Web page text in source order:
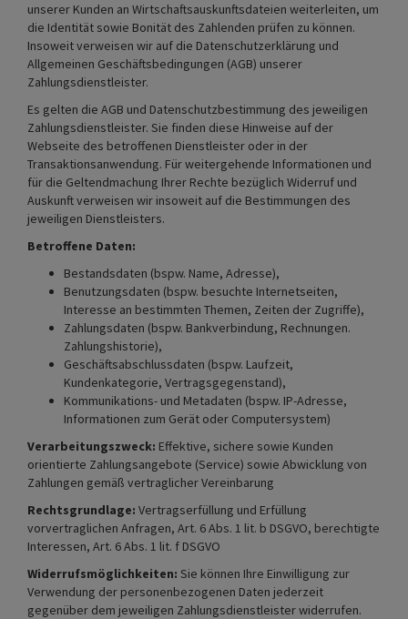
unserer Kunden an Wirtschaftsauskunftsdateien weiterleiten, um
die Identität sowie Bonität des Zahlenden prüfen zu können.
Insoweit verweisen wir auf die Datenschutzerklärung und
Allgemeinen Geschäftsbedingungen (AGB) unserer
Zahlungsdienstleister.
Es gelten die AGB und Datenschutzbestimmung des jeweiligen
Zahlungsdienstleister. Sie finden diese Hinweise auf der
Webseite des betroffenen Dienstleister oder in der
Transaktionsanwendung. Für weitergehende Informationen und
für die Geltendmachung Ihrer Rechte bezüglich Widerruf und
Auskunft verweisen wir insoweit auf die Bestimmungen des
jeweiligen Dienstleisters.
Betroffene Daten:
Bestandsdaten (bspw. Name, Adresse),
Benutzungsdaten (bspw. besuchte Internetseiten,
Interesse an bestimmten Themen, Zeiten der Zugriffe),
Zahlungsdaten (bspw. Bankverbindung, Rechnungen.
Zahlungshistorie),
Geschäftsabschlussdaten (bspw. Laufzeit,
Kundenkategorie, Vertragsgegenstand),
Kommunikations- und Metadaten (bspw. IP-Adresse,
Informationen zum Gerät oder Computersystem)
Verarbeitungszweck: Effektive, sichere sowie Kunden
orientierte Zahlungsangebote (Service) sowie Abwicklung von
Zahlungen gemäß vertraglicher Vereinbarung
Rechtsgrundlage: Vertragserfüllung und Erfüllung
vorvertraglichen Anfragen, Art. 6 Abs. 1 lit. b DSGVO, berechtigte
Interessen, Art. 6 Abs. 1 lit. f DSGVO
Widerrufsmöglichkeiten: Sie können Ihre Einwilligung zur
Verwendung der personenbezogenen Daten jederzeit
gegenüber dem jeweiligen Zahlungsdienstleister widerrufen.